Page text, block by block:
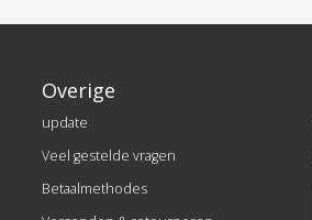
Overige
update
Veel gestelde vragen
Betaalmethodes